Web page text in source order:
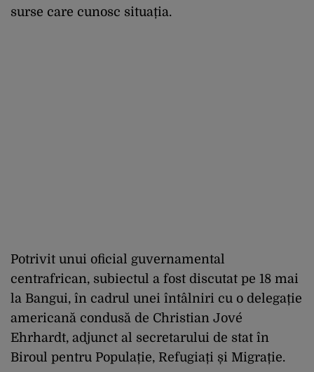
surse care cunosc situația.
Potrivit unui oficial guvernamental
centrafrican, subiectul a fost discutat pe 18 mai
la Bangui, în cadrul unei întâlniri cu o delegație
americană condusă de Christian Jové
Ehrhardt, adjunct al secretarului de stat în
Biroul pentru Populație, Refugiați și Migrație.